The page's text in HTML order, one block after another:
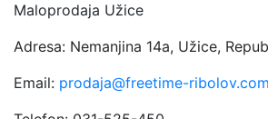
Maloprodaja Užice
Adresa: Nemanjina 14a, Užice,
Email: prodaja@freetime-ribolov.com